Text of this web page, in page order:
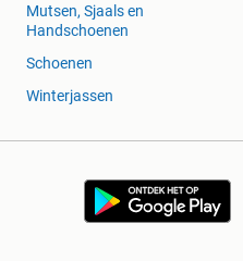
Mutsen, Sjaals en
Handschoenen
Schoenen
Winterjassen